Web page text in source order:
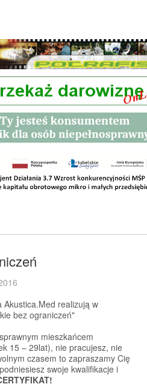
realizują w
bez ograniczeń"
mieszkańcem
15 – 29lat), nie pracujesz, nie
czasem to zapraszamy Cię
swoje kwalifikacje i